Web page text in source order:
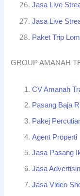
Jasa Live
Jasa Live
Paket Trip
GROUP AMANAH
CV Amanah
Pasang Baja
Pakej
Agent Properti
Jasa Pasang
Jasa
Jasa Video